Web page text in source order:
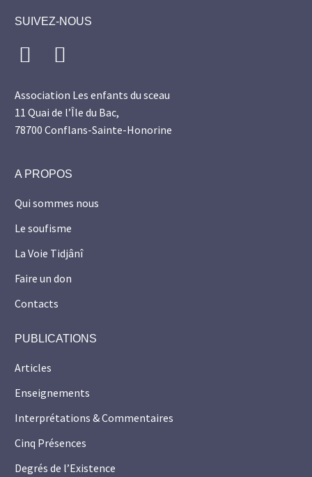
SUIVEZ-NOUS
Association Les enfants du sceau
11 Quai de l’Île du Bac,
78700 Conflans-Sainte-Honorine
A PROPOS
Qui sommes nous
Le soufisme
La Voie Tidjânî
Faire un don
Contacts
PUBLICATIONS
Articles
Enseignements
Interprétations & Commentaires
Cinq Présences
Degrés de l’Existence